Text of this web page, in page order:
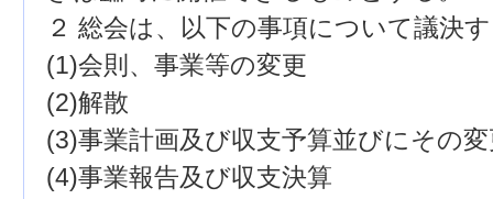
２ 総会は、以下の事項について議決
(1)会則、事業等の変更
(2)解散
(3)事業計画及び収支予算並びにその
(4)事業報告及び収支決算